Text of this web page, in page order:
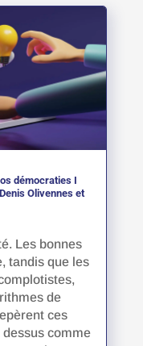
démocraties I
Olivennes et
Les bonnes
tandis que les
de
ces
comme